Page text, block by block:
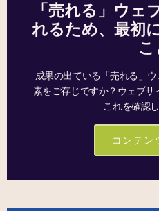
「売れる」ウェ
れるため、最初
こ
成果の出ている「売れる」
素をご存じですか？ウェブ
これを確認
コンテン